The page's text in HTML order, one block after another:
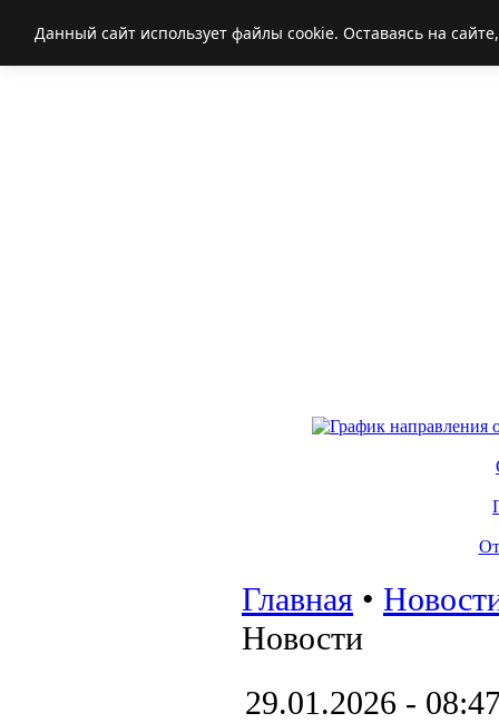
Главная •
Новости
29.01.2026 -
Данный сайт использует файлы cookie. Оставаясь на